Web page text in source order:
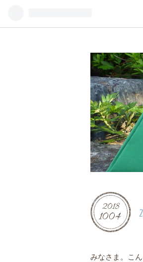
2018
1004
みなさま。こ